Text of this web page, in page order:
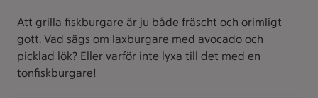
Att grilla fiskburgare är ju både fräscht och orimligt
gott. Vad sägs om laxburgare med avocado och
picklad lök? Eller varför inte lyxa till det med en
tonfiskburgare!